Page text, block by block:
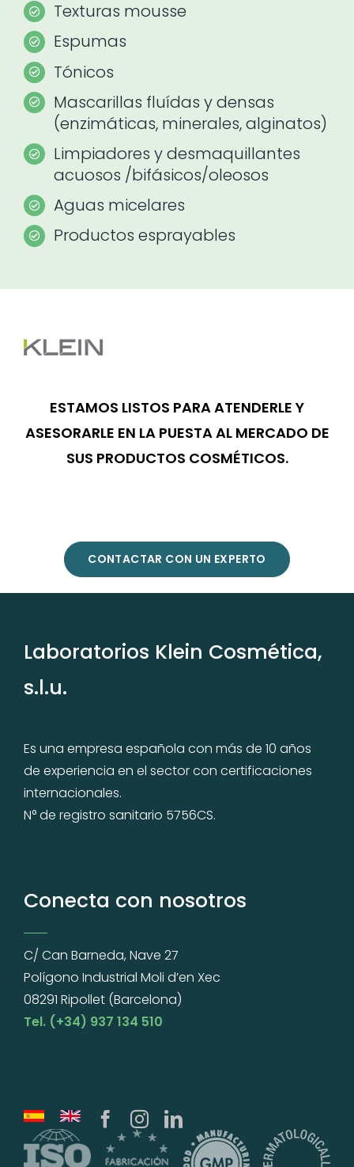
Texturas mousse
Espumas
Tónicos
Mascarillas fluídas y densas
(enzimáticas, minerales, alginatos)
Limpiadores y desmaquillantes
acuosos /bifásicos/oleosos
Aguas micelares
Productos esprayables
ESTAMOS LISTOS PARA ATENDERLE Y
ASESORARLE EN LA PUESTA AL MERCADO DE
SUS PRODUCTOS COSMÉTICOS.
CONTACTAR CON UN EXPERTO
Laboratorios Klein Cosmética,
s.l.u.
Es una empresa española con más de 10 años
de experiencia en el sector con certificaciones
internacionales.
N° de registro sanitario 5756CS.
Conecta con nosotros
C/ Can Barneda, Nave 27
Polígono Industrial Moli d’en Xec
08291 Ripollet (Barcelona)
Tel. (+34) 937 134 510